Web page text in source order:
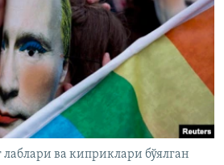
ва киприклари бўялган